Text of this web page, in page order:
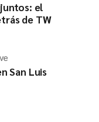
el
de TW
San Luis